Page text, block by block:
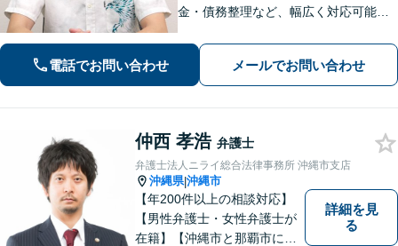
金・債務整理など、幅広く対応可能で
談しやすい対応体制を整備していま
す。抱えているお悩みを解決いたしま
すので、お気軽にお問い合わせくださ
い。
電話でお問い合わせ メールでお問い合わせ
仲西 孝浩 弁護士
弁護士法人ニライ総合法律事務所 沖縄市支店
沖縄県|沖縄市
【年200件以上の相談対応】
【男性弁護士・女性弁護士が
在籍】【沖縄市と那覇市に事
詳細を見
る